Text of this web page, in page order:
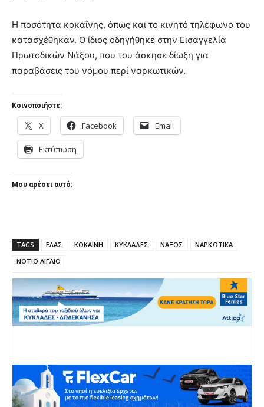
Η ποσότητα κοκαΐνης, όπως και το κινητό τηλέφωνο του
κατασχέθηκαν. Ο ίδιος οδηγήθηκε στην Εισαγγελία
Πρωτοδικών Νάξου, που του άσκησε δίωξη για
παραβάσεις του νόμου περί ναρκωτικών.
Κοινοποιήστε:
X Facebook Email
Εκτύπωση
Μου αρέσει αυτό:
TAGS ΕΛΑΣ ΚΟΚΑΙΝΗ ΚΥΚΛΑΔΕΣ ΝΑΞΟΣ
ΝΑΡΚΩΤΙΚΑ
ΝΟΤΙΟ ΑΙΓΑΙΟ